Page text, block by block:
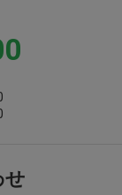
せ